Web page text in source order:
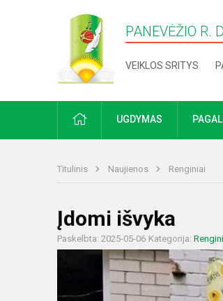
PANEVĖŽIO R.
VEIKLOS SRITYS
PRADŽIAUGDYMAS
Titulinis Naujienos Renginiai
Įdomi išvyka
Paskelbta: 2025-05-06 Kategorija: